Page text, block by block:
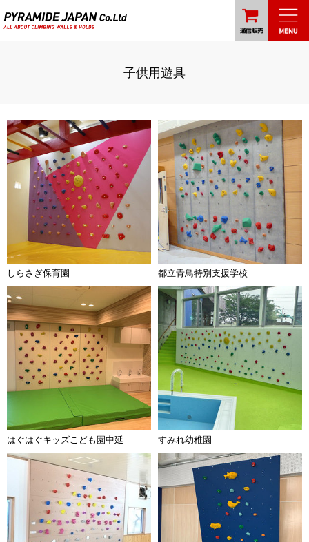
子供用遊具
しらさぎ保育園 都立青鳥特別支援学校
はぐはぐキッズこども園中延 すみれ幼稚園